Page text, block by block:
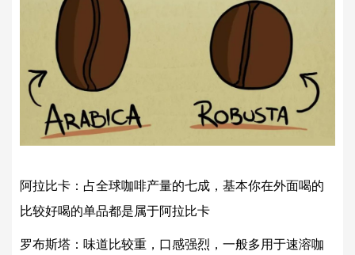
阿拉比卡：占全球咖啡产量的七成，基本你在外面喝的
比较好喝的单品都是属于阿拉比卡
罗布斯塔：味道比较重，口感强烈，一般多用于速溶咖